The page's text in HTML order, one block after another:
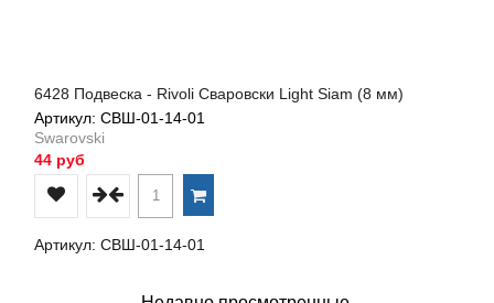
6428 Подвеска - Rivoli Сваровски Light Siam (8 мм)
Артикул: СВШ-01-14-01
Swarovski
44 руб
Артикул: СВШ-01-14-01